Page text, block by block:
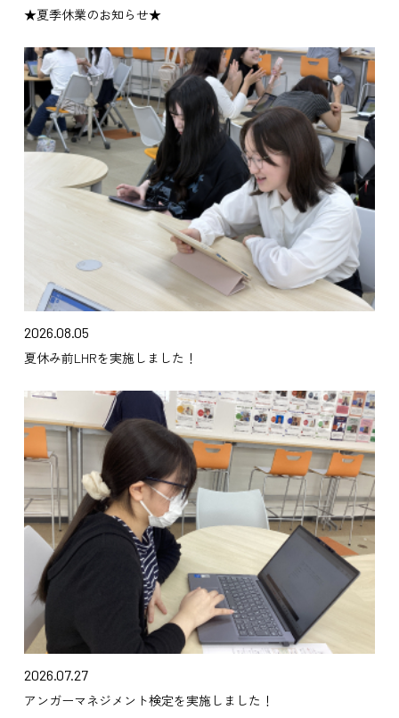
★夏季休業のお知らせ★
2026.08.05
夏休み前LHRを実施しました！
2026.07.27
アンガーマネジメント検定を実施しました！